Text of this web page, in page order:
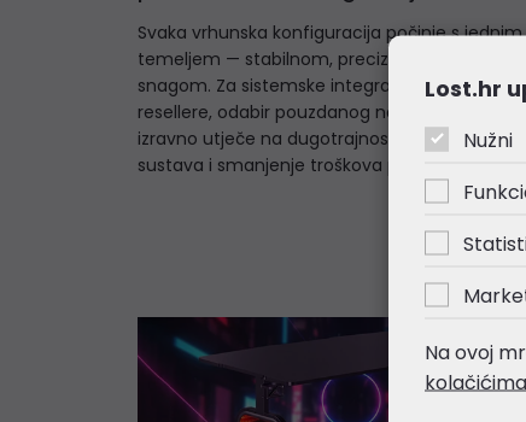
Svaka vrhunska konfiguracija počinje s jednim
temeljem — stabilnom, preciznom i sigurnom
snagom. Za sistemske integratore, IT odjele i
resellere, odabir pouzdanog napajanja (PSU)
izravno utječe na dugotrajnost isporučenih
sustava i smanjenje troškova povrata.
Lost.hr
Nužni
Na ovoj
kolačićima